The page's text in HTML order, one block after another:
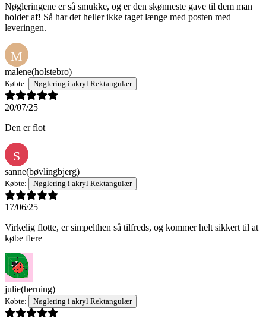
Nøgleringene er så smukke, og er den skønneste gave til dem man
holder af! Så har det heller ikke taget længe med posten med
leveringen.
M
malene(holstebro)
Købte: Nøglering i akryl Rektangulær
20/07/25
Den er flot
S
sanne(bøvlingbjerg)
Købte: Nøglering i akryl Rektangulær
17/06/25
Virkelig flotte, er simpelthen så tilfreds, og kommer helt sikkert til at
købe flere
julie(herning)
Købte: Nøglering i akryl Rektangulær